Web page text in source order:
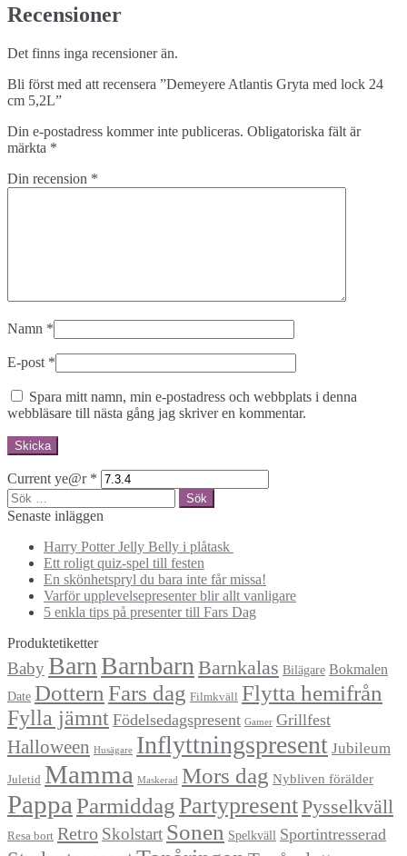
Recensioner
Det finns inga recensioner än.
Bli först med att recensera ”Demeyere Atlantis Gryta med lock 24
cm 5,2L”
Din e-postadress kommer inte publiceras. Obligatoriska fält är
märkta *
Din recension *
Namn *
E-post *
Spara mitt namn, min e-postadress och webbplats i denna
webbläsare till nästa gång jag skriver en kommentar.
Current ye@r *
Sök
efter:
Senaste inläggen
Harry Potter Jelly Belly i plåtask
Ett roligt quiz-spel till festen
En skönhetspryl du bara inte får missa!
Varför upplevelsepresenter blir allt vanligare
5 enkla tips på presenter till Fars Dag
Produktetiketter
Baby Barn Barnbarn Barnkalas Bilägare Bokmalen
Date Dottern Fars dag Filmkväll Flytta hemifrån
Fylla jämnt Födelsedagspresent Gamer Grillfest
Halloween Husägare Inflyttningspresent Jubileum
Juletid Mamma Maskerad Mors dag Nybliven förälder
Pappa ParmiddagPartypresentPysselkväll
Resa bort Retro Skolstart Sonen Spelkväll Sportintresserad